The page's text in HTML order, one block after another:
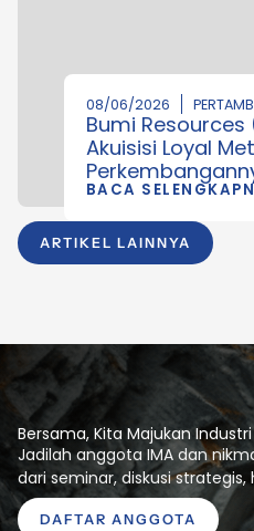
ARTIKEL LAINNYA
08/06/2026
Bumi Resources
Akuisisi Loyal
BACA
Bersama, Kita Majukan
Jadilah anggota IMA dan
dari seminar, diskusi
DAFTAR ANGGOTA